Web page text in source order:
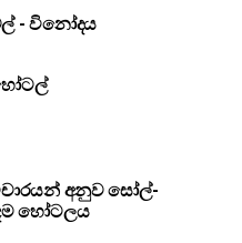
- විනෝදය
අනුව සෝල්-
හෝටලය